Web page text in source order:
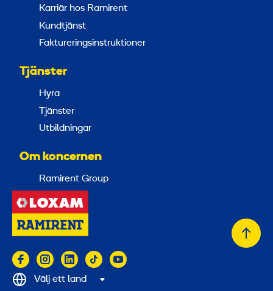
Karriär hos Ramirent
Kundtjänst
Faktureringsinstruktioner
Tjänster
Hyra
Tjänster
Utbildningar
Om koncernen
Ramirent Group
Välj ett land